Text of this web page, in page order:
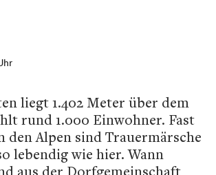
liegt 1.402 Meter über dem
rund 1.000 Einwohner. Fast
den Alpen sind Trauermärsche
lebendig wie hier. Wann
aus der Dorfgemeinschaft